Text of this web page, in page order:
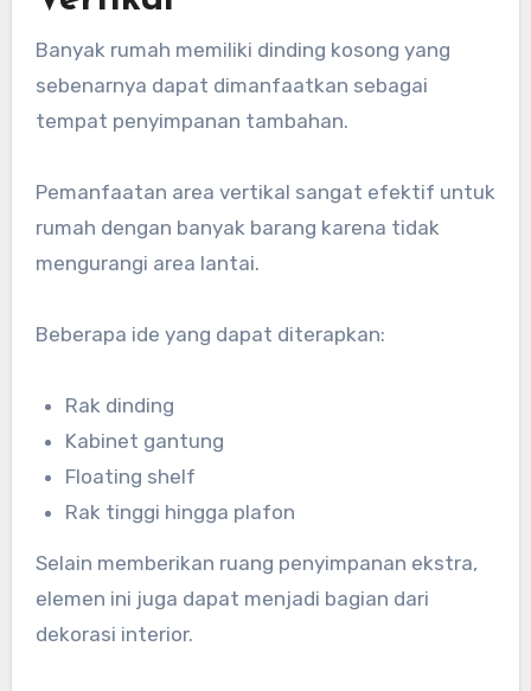
Banyak rumah memiliki dinding kosong yang
sebenarnya dapat dimanfaatkan sebagai
tempat penyimpanan tambahan.
Pemanfaatan area vertikal sangat efektif untuk
rumah dengan banyak barang karena tidak
mengurangi area lantai.
Beberapa ide yang dapat diterapkan:
Rak dinding
Kabinet gantung
Floating shelf
Rak tinggi hingga plafon
Selain memberikan ruang penyimpanan ekstra,
elemen ini juga dapat menjadi bagian dari
dekorasi interior.